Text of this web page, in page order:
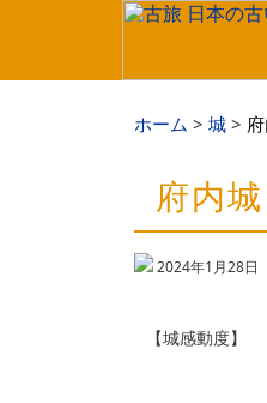
ホーム 城
府内
2024年1月28日
【城感動度】